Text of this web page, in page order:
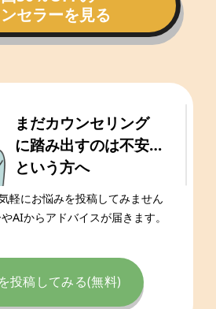
セラーを見る
まだカウンセリング
に踏み出すのは不安…
という方へ
軽にお悩みを投稿してみません
AIからアドバイスが届きます。
投稿してみる(無料)